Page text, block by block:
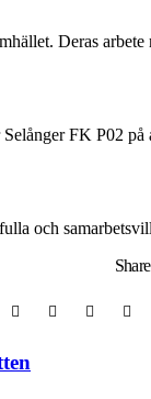
Deras
FK P02
och
Share